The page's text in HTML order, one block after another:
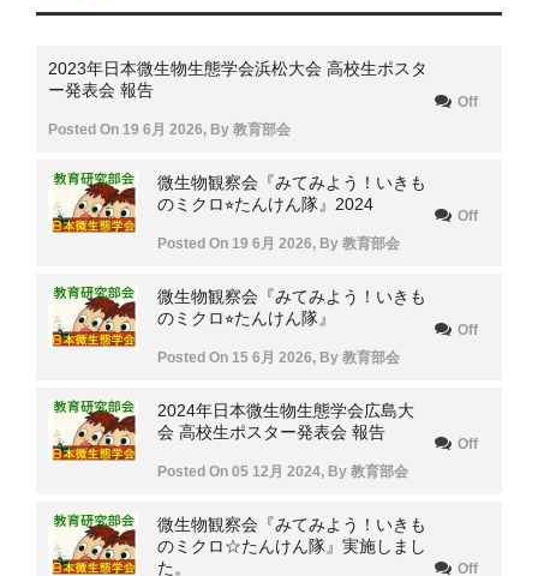
2023年日本微生物生態学会浜松大会 高校生ポスタ
ー発表会 報告
Posted On 19 6月 2026, By 教育部会
Off
微生物観察会『みてみよう！いきも
のミクロ⭐︎たんけん隊』2024
Posted On 19 6月 2026, By 教育部会
Off
微生物観察会『みてみよう！いきも
のミクロ⭐︎たんけん隊』
Posted On 15 6月 2026, By 教育部会
Off
2024年日本微生物生態学会広島大
会 高校生ポスター発表会 報告
Posted On 05 12月 2024, By 教育部会
Off
微生物観察会『みてみよう！いきも
のミクロ☆たんけん隊』実施しまし
た。
Off